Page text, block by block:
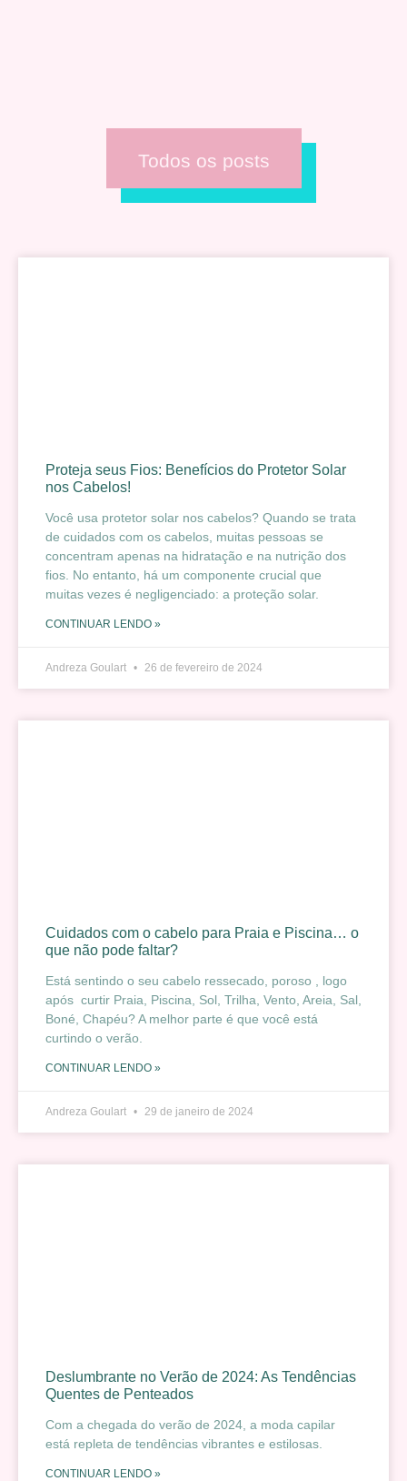
Todos os posts
Proteja seus Fios: Benefícios do Protetor Solar
nos Cabelos!
Você usa protetor solar nos cabelos? Quando se trata
de cuidados com os cabelos, muitas pessoas se
concentram apenas na hidratação e na nutrição dos
fios. No entanto, há um componente crucial que
muitas vezes é negligenciado: a proteção solar.
CONTINUAR LENDO »
Andreza Goulart 26 de fevereiro de 2024
Cuidados com o cabelo para Praia e Piscina… o
que não pode faltar?
Está sentindo o seu cabelo ressecado, poroso , logo
após curtir Praia, Piscina, Sol, Trilha, Vento, Areia, Sal,
Boné, Chapéu? A melhor parte é que você está
curtindo o verão.
CONTINUAR LENDO »
Andreza Goulart 29 de janeiro de 2024
Deslumbrante no Verão de 2024: As Tendências
Quentes de Penteados
Com a chegada do verão de 2024, a moda capilar
está repleta de tendências vibrantes e estilosas.
CONTINUAR LENDO »